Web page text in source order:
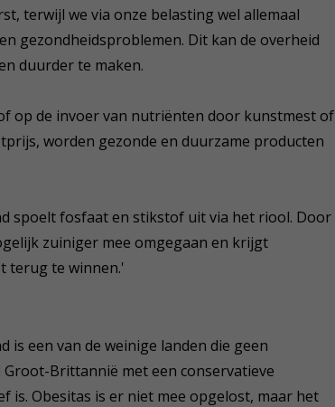
terwijl we via onze belasting wel allemaal
gezondheidsproblemen. Dit kan de overheid
duurder te maken.
op de invoer van nutriënten door kunstmest of
worden gezonde en duurzame producten
spoelt fosfaat en stikstof uit via het riool. Door
zuiniger mee omgegaan en krijgt
terug te winnen.'
is een van de weinige landen die geen
Brittannië met een conservatieve
is. Obesitas is er niet mee opgelost, maar het